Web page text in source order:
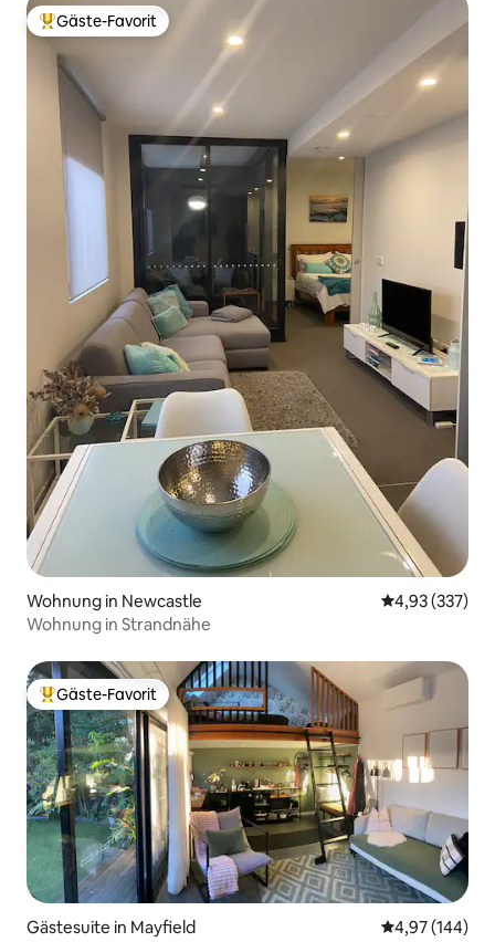
Beliebter Gäste-Favorit.
Gäste-Favorit
Wohnung in Newcastle
4,93 (337)
Wohnung in Strandnähe
Beliebter Gäste-Favorit.
Gäste-Favorit
Gästesuite in Mayfield
4,97 (144)